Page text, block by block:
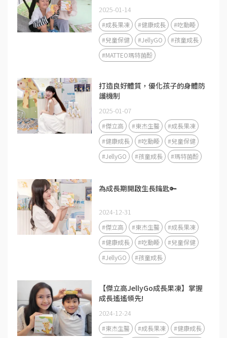
2025-01-14
#成長果凍 #健康成長
#吃動睡
#兒童保健
#JellyGO
#孩童成長
#MATTEO瑪特菌酚
打造良好體質，優化孩子的身體防
護機制
2025-01-07
#傑立高 #東杰生醫
#成長果凍
#健康成長
#吃動睡
#兒童保健
#JellyGO
#孩童成長 #瑪特菌酚
為成長期開啟生長鑰匙🔑
2024-12-31
#傑立高 #東杰生醫
#成長果凍
#健康成長
#吃動睡
#兒童保健
#JellyGO
#孩童成長
【傑立高JellyGo成長果凍】掌握
成長遙遙領先!
2024-12-24
#東杰生醫 #成長果凍
#健康成長